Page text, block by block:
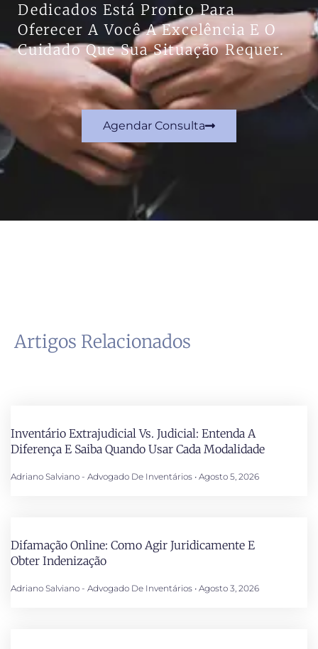
Dedicados Está Pronto Para
Oferecer A Você A Excelência E O
Cuidado Que Sua Situação Requer.
Agendar Consulta
Artigos Relacionados
Inventário Extrajudicial Vs. Judicial: Entenda A
Diferença E Saiba Quando Usar Cada Modalidade
Adriano Salviano - Advogado De Inventários Agosto 5, 2026
Difamação Online: Como Agir Juridicamente E
Obter Indenização
Adriano Salviano - Advogado De Inventários Agosto 3, 2026